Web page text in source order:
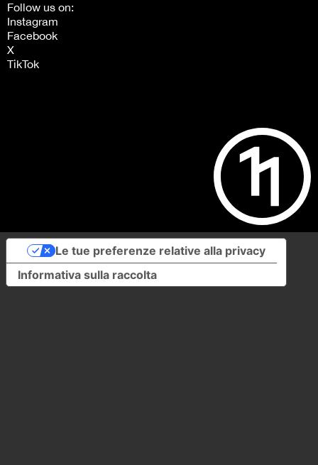
Follow us on:
Instagram
Facebook
X
TikTok
Informativa sulla raccolta
Le tue preferenze relative alla privacy